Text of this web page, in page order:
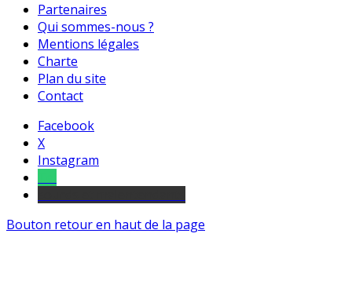
Partenaires
Qui sommes-nous ?
Mentions légales
Charte
Plan du site
Contact
Facebook
X
Instagram
Bouton retour en haut de la page